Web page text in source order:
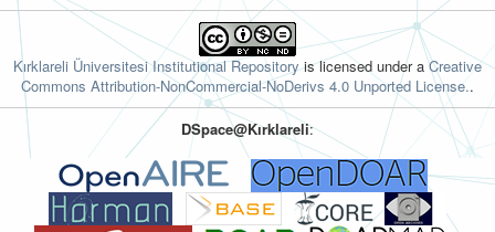
Kırklareli Üniversitesi Institutional Repositoryis licensed under aCreative
Commons Attribution-NonCommercial-NoDerivs 4.0 Unported License..
DSpace@Kırklareli: